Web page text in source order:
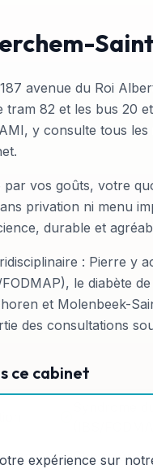
avenue du Roi
82 et les bus 20
y consulte tous les
vos goûts, votre
privation ni menu
durable et
: Pierre y
le diabète
et Molenbeek-
des consultations
ce cabinet
Cholestérol
expérience sur